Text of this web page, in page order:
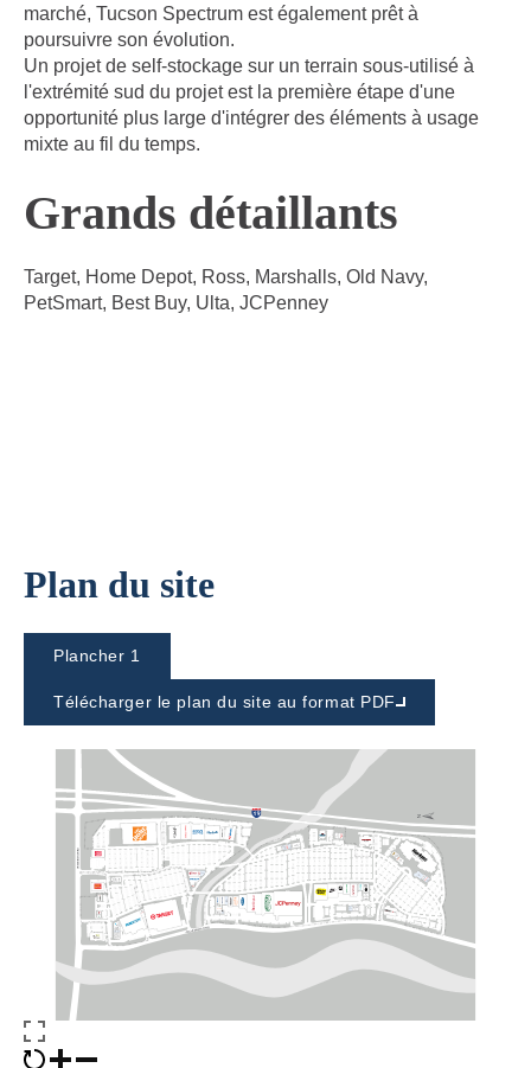
marché, Tucson Spectrum est également prêt à
poursuivre son évolution.
Un projet de self-stockage sur un terrain sous-utilisé à
l'extrémité sud du projet est la première étape d'une
opportunité plus large d'intégrer des éléments à usage
mixte au fil du temps.
Grands détaillants
Target, Home Depot, Ross, Marshalls, Old Navy,
PetSmart, Best Buy, Ulta, JCPenney
Plan du site
Plancher 1
Télécharger le plan du site au format PDF